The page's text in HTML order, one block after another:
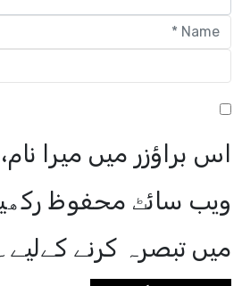
اس براؤزر میں میرا
ویب سائٹ محفوظ
میں تبصرہ کرنے کےلیے۔